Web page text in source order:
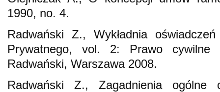
1990, no. 4.
Radwański Z., Wykładnia
Prywatnego, vol. 2: Prawo
Radwański, Warszawa 2008.
Radwański Z., Zagadnienia ogólne